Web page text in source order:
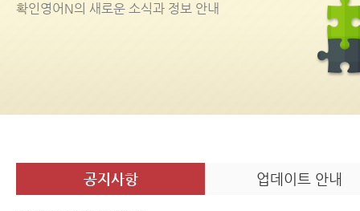
확인영어 N의 새로운 소식과 정보 안내
공지사항 업데이트 안내